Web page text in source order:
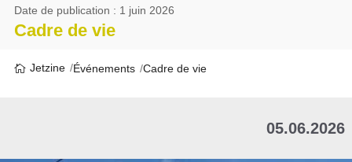
Cadre de vie
Date de publication : 1 juin 2026
Jetzine Événements Cadre de vie
05.06.2026